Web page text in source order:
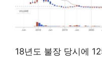
18년도 불장 당시에